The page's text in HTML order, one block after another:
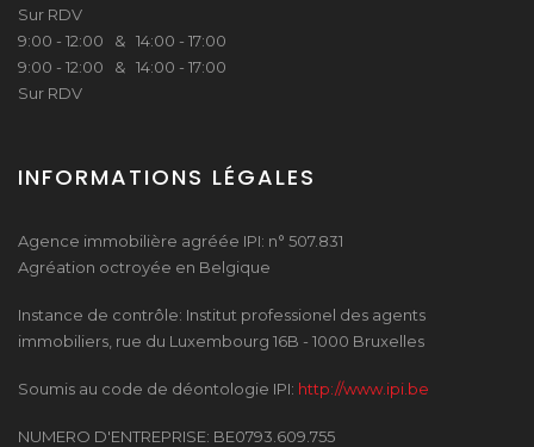
Sur RDV
9:00 - 12:00 & 14:00 - 17:00
9:00 - 12:00 & 14:00 - 17:00
Sur RDV
INFORMATIONS LÉGALES
Agence immobilière agréée IPI: n° 507.831
Agréation octroyée en Belgique
Instance de contrôle: Institut professionel des agents
immobiliers, rue du Luxembourg 16B - 1000 Bruxelles
Soumis au code de déontologie IPI: http://www.ipi.be
NUMERO D'ENTREPRISE: BE0793.609.755